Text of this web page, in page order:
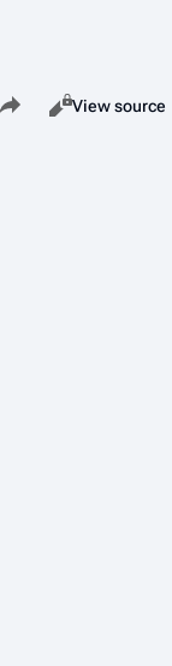
this page
Views
Read
View source